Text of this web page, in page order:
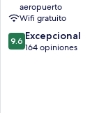
Syracuse
aeropuerto
Wifi gratuito
9.6
de
9.6 Excepcional
164 opiniones